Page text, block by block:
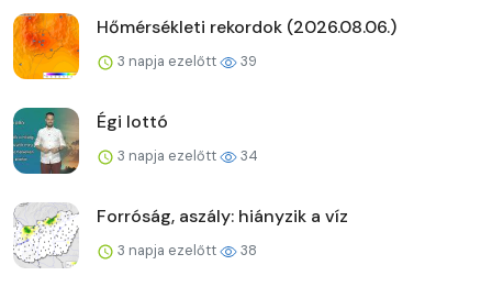
Hőmérsékleti rekordok (2026.08.06.)
3 napja ezelőtt 39
Égi lottó
3 napja ezelőtt 34
Forróság, aszály: hiányzik a víz
3 napja ezelőtt 38